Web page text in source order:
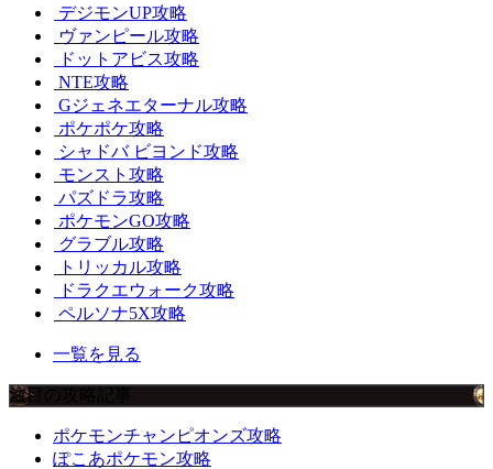
デジモンUP攻略
ヴァンピール攻略
ドットアビス攻略
NTE攻略
Gジェネエターナル攻略
ポケポケ攻略
シャドバ ビヨンド攻略
モンスト攻略
パズドラ攻略
ポケモンGO攻略
グラブル攻略
トリッカル攻略
ドラクエウォーク攻略
ペルソナ5X攻略
一覧を見る
注目の攻略記事
ポケモンチャンピオンズ攻略
ぽこあポケモン攻略